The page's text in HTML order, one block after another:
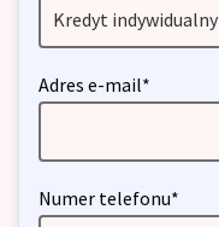
Kredyt indywidualny
Adres e-mail*
Numer telefonu*